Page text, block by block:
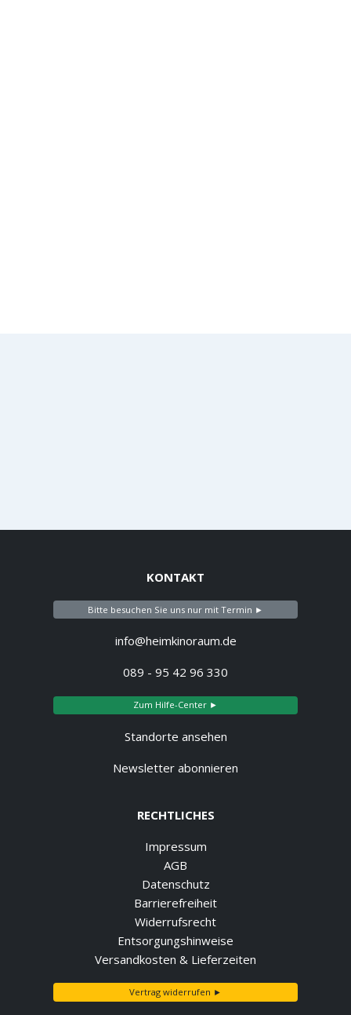
KONTAKT
Bitte besuchen Sie uns nur mit Termin ►
info@heimkinoraum.de
089 - 95 42 96 330
Zum Hilfe-Center ►
Standorte ansehen
Newsletter abonnieren
RECHTLICHES
Impressum
AGB
Datenschutz
Barrierefreiheit
Widerrufsrecht
Entsorgungshinweise
Versandkosten & Lieferzeiten
Vertrag widerrufen ►